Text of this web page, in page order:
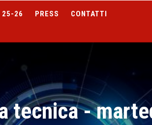
25-26 PRESS
CONTATTI
tecnica -